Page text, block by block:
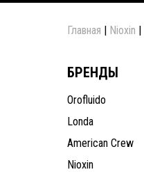
Главная | Nioxin |
БРЕНДЫ
Orofluido
Londa
American Crew
Nioxin